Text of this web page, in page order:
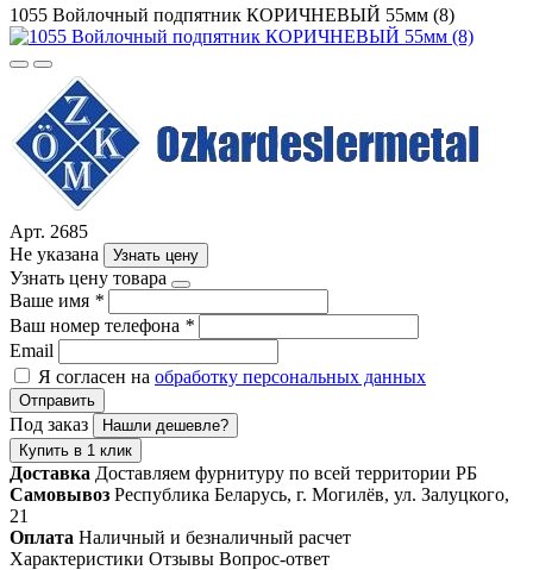
1055 Войлочный подпятник КОРИЧНЕВЫЙ 55мм (8)
Арт. 2685
Не указана
Узнать цену
Узнать цену товара
Ваше имя *
Ваш номер телефона *
Email
Я согласен на обработку персональных данных
Отправить
Под заказ
Нашли дешевле?
Купить в 1 клик
Доставка Доставляем фурнитуру по всей территории РБ
Самовывоз Республика Беларусь, г. Могилёв, ул. Залуцкого,
21
Оплата Наличный и безналичный расчет
Характеристики Отзывы Вопрос-ответ